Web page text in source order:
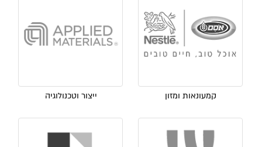
קמעונאות ומזון ייצור וטכנולוגיה